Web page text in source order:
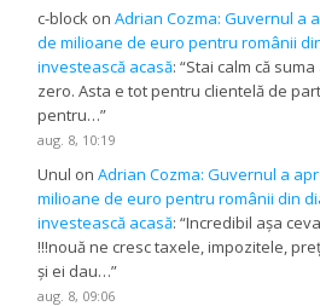
c-block onAdrian Cozma: Guvernul a
de milioane de euro pentru românii
investească acasă: “Stai calm că
zero. Asta e tot pentru clientelă de
pentru…”
aug. 8, 10:19
Unul onAdrian Cozma: Guvernul a
milioane de euro pentru românii din
investească acasă: “Incredibil așa
!!!nouă ne cresc taxele, impozitele,
și ei dau…”
aug. 8, 09:06